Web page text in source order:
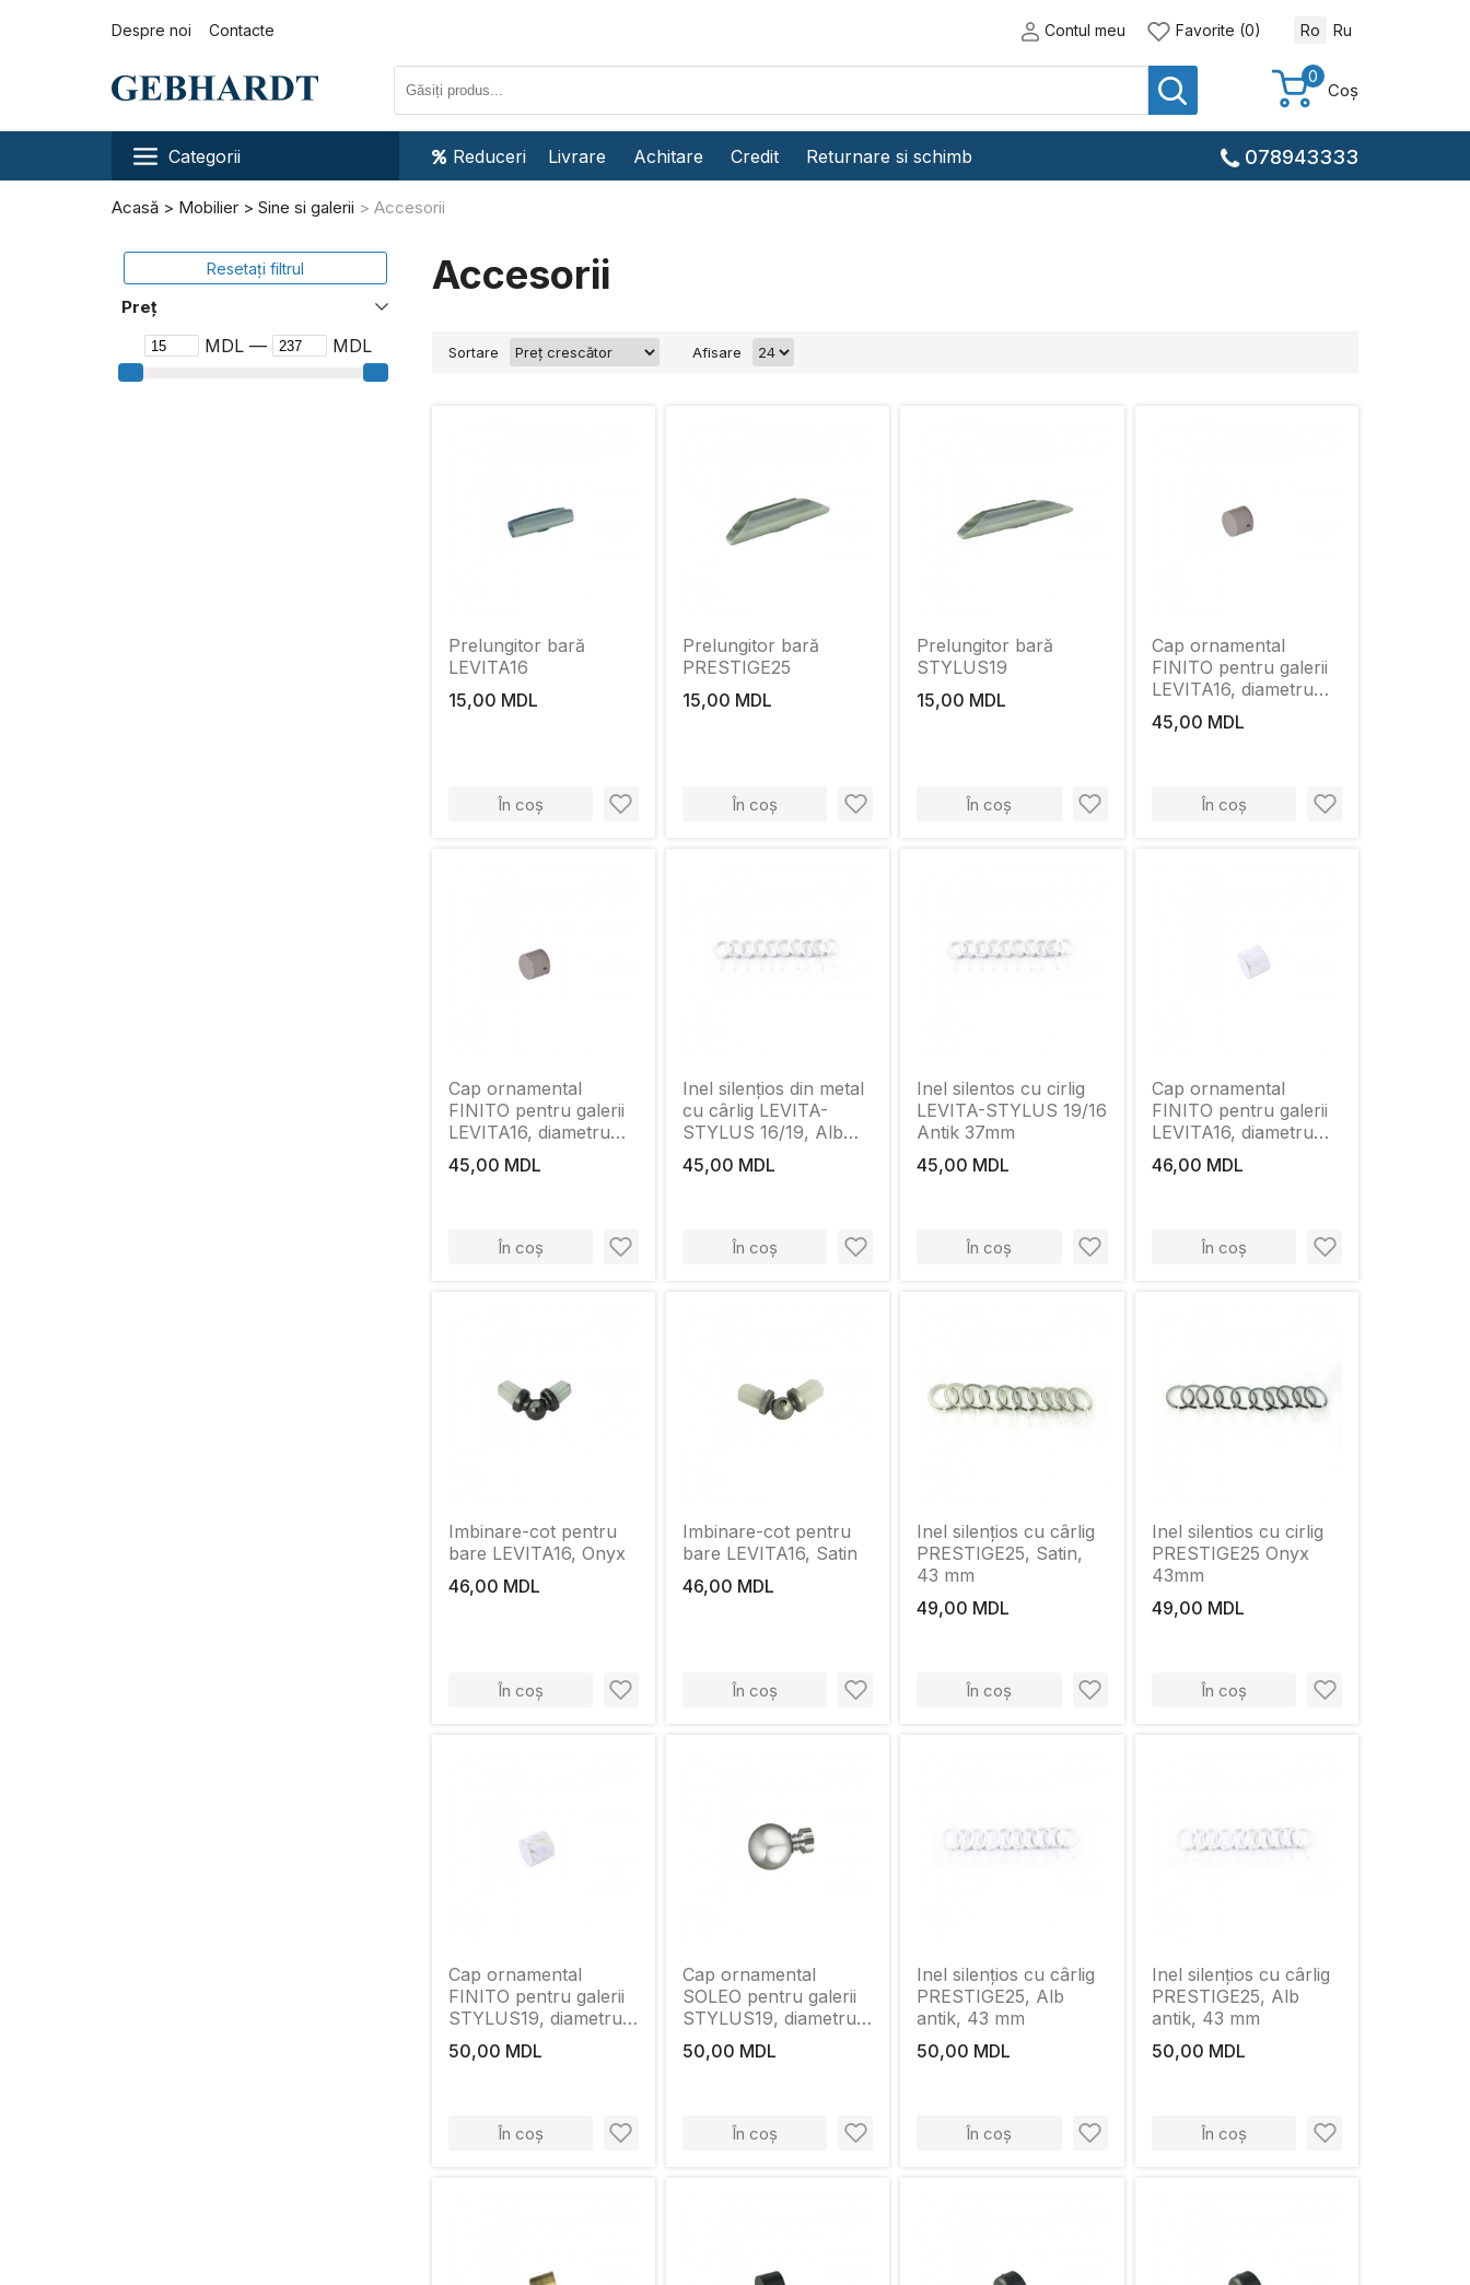
Despre noi Contacte Contul meu Favorite (0) Ro Ru
0
Coș
Categorii Reduceri Livrare Achitare Credit Returnare si schimb 078943333
Acasă Mobilier Sine si galerii Accesorii
Resetați filtrul
Preț
MDL — MDL
Accesorii
Sortare Afisare
Prelungitor bară
LEVITA16
15,00 MDL
În coș
Prelungitor bară
PRESTIGE25
15,00 MDL
În coș
Prelungitor bară
STYLUS19
15,00 MDL
În coș
Cap ornamental
FINITO pentru galerii
LEVITA16, diametru
16mm, Satin
45,00 MDL
În coș
Cap ornamental
FINITO pentru galerii
LEVITA16, diametru
16mm, Satin
45,00 MDL
În coș
Inel silențios din metal
cu cârlig LEVITA-
STYLUS 16/19, Alb
Antik 37 mm
45,00 MDL
În coș
Inel silentos cu cirlig
LEVITA-STYLUS 19/16
Antik 37mm
45,00 MDL
În coș
Cap ornamental
FINITO pentru galerii
LEVITA16, diametru
16mm, Alb Antik
46,00 MDL
În coș
Imbinare-cot pentru
bare LEVITA16, Onyx
46,00 MDL
În coș
Imbinare-cot pentru
bare LEVITA16, Satin
46,00 MDL
În coș
Inel silențios cu cârlig
PRESTIGE25, Satin,
43 mm
49,00 MDL
În coș
Inel silentios cu cirlig
PRESTIGE25 Onyx
43mm
49,00 MDL
În coș
Cap ornamental
FINITO pentru galerii
STYLUS19, diametru
19mm, Alb Antik
50,00 MDL
În coș
Cap ornamental
SOLEO pentru galerii
STYLUS19, diametru
19mm, Satin
50,00 MDL
În coș
Inel silențios cu cârlig
PRESTIGE25, Alb
antik, 43 mm
50,00 MDL
În coș
Inel silențios cu cârlig
PRESTIGE25, Alb
antik, 43 mm
50,00 MDL
În coș